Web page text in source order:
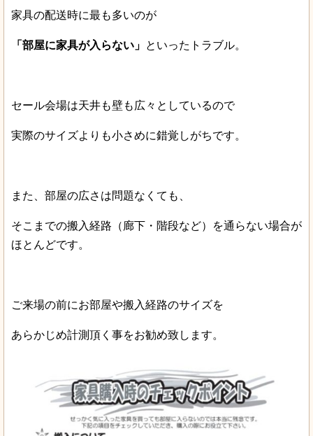
家具の配送時に最も多いのが
「部屋に家具が入らない」 といったトラブル。
セール会場は天井も壁も広々としているので
実際のサイズよりも小さめに錯覚しがちです。
また、部屋の広さは問題なくても、
そこまでの搬入経路（廊下・階段など）を通らない場合が
ほとんどです。
ご来場の前にお部屋や搬入経路のサイズを
あらかじめ計測頂く事をお勧め致します。